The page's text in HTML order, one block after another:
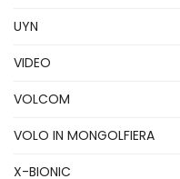
UYN
VIDEO
VOLCOM
VOLO IN MONGOLFIERA
X-BIONIC